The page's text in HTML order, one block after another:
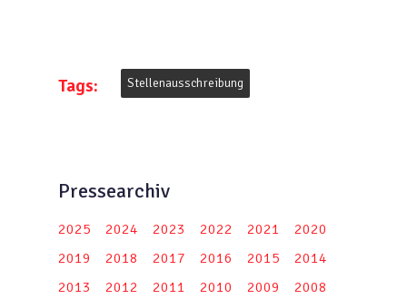
Tags: Stellenausschreibung
Pressearchiv
2025 2024 2023 2022 2021
2020
2019
2018 2017 2016 2015
2014
2013
2012 2011 2010 2009
2008